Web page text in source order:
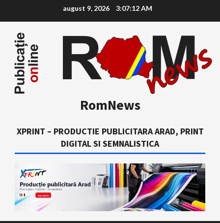
content
august 9, 2026 3:07:13 AM
RomNews
XPRINT – PRODUCTIE PUBLICITARA ARAD, PRINT
DIGITAL SI SEMNALISTICA